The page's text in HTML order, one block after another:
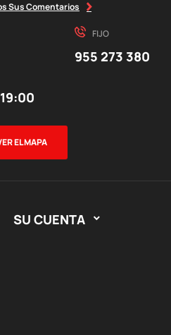
Sus Comentarios
FIJO
955 273 380
EL MAPA
SU CUENTA 